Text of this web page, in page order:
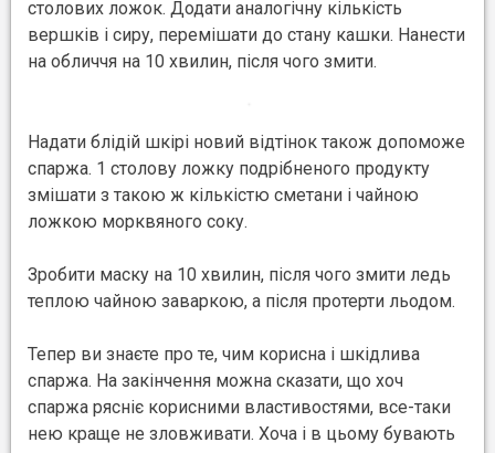
столових ложок. Додати аналогічну кількість
вершків і сиру, перемішати до стану кашки. Нанести
на обличчя на 10 хвилин, після чого змити.
Надати блідій шкірі новий відтінок також допоможе
спаржа. 1 столову ложку подрібненого продукту
змішати з такою ж кількістю сметани і чайною
ложкою морквяного соку.
Зробити маску на 10 хвилин, після чого змити ледь
теплою чайною заваркою, а після протерти льодом.
Тепер ви знаєте про те, чим корисна і шкідлива
спаржа. На закінчення можна сказати, що хоч
спаржа рясніє корисними властивостями, все-таки
нею краще не зловживати. Хоча і в цьому бувають